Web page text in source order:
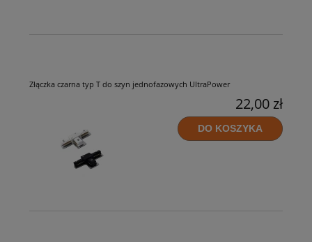
Złączka czarna typ T do szyn jednofazowych UltraPower
22,00 zł
DO KOSZYKA